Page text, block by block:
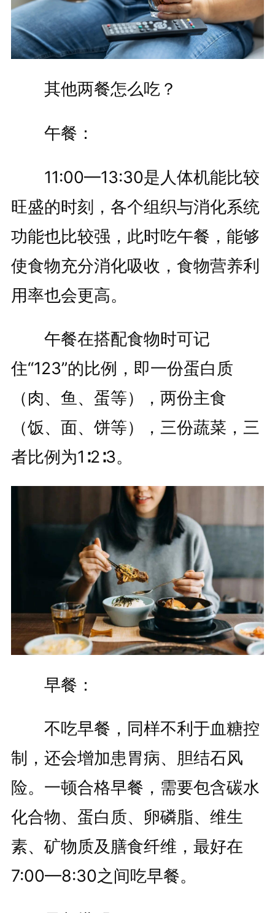
其他两餐怎么吃？
午餐：
11:00—13:30是人体机能比较
旺盛的时刻，各个组织与消化系统
功能也比较强，此时吃午餐，能够
使食物充分消化吸收，食物营养利
用率也会更高。
午餐在搭配食物时可记
住“123”的比例，即一份蛋白质
（肉、鱼、蛋等），两份主食
（饭、面、饼等），三份蔬菜，三
者比例为1∶2∶3。
早餐：
不吃早餐，同样不利于血糖控
制，还会增加患胃病、胆结石风
险。一顿合格早餐，需要包含碳水
化合物、蛋白质、卵磷脂、维生
素、矿物质及膳食纤维，最好在
7:00—8:30之间吃早餐。